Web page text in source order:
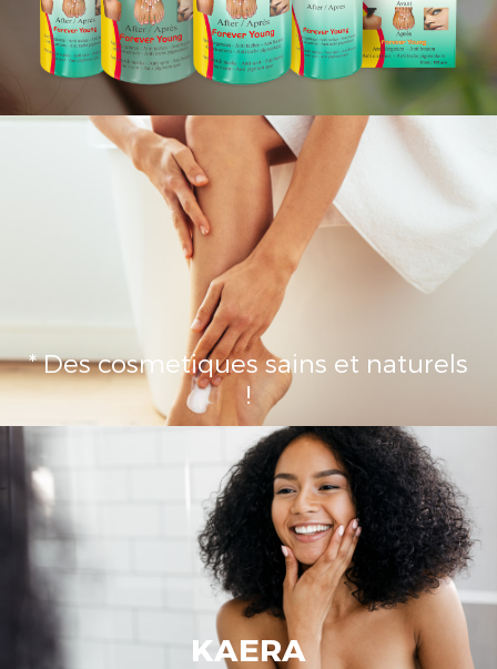
* Des cosmetiques sains et naturels
!
KAERA